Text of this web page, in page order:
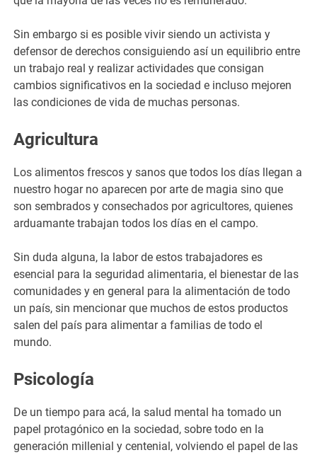
Sin embargo si es posible vivir siendo un activista y
defensor de derechos consiguiendo así un equilibrio entre
un trabajo real y realizar actividades que consigan
cambios significativos en la sociedad e incluso mejoren
las condiciones de vida de muchas personas.
Agricultura
Los alimentos frescos y sanos que todos los días llegan a
nuestro hogar no aparecen por arte de magia sino que
son sembrados y consechados por agricultores, quienes
arduamante trabajan todos los días en el campo.
Sin duda alguna, la labor de estos trabajadores es
esencial para la seguridad alimentaria, el bienestar de las
comunidades y en general para la alimentación de todo
un país, sin mencionar que muchos de estos productos
salen del país para alimentar a familias de todo el
mundo.
Psicología
De un tiempo para acá, la salud mental ha tomado un
papel protagónico en la sociedad, sobre todo en la
generación millenial y centenial, volviendo el papel de las